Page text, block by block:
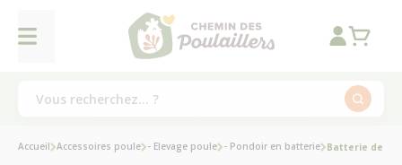
Accueil Accessoires poule - Elevage poule - Pondoir en batterie Batterie de